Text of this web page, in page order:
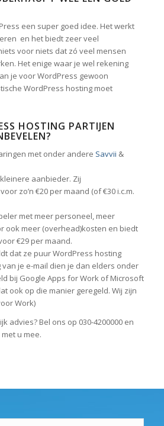
een super goed idee. Het werkt
en het biedt zeer veel
voor niets dat zó veel mensen
Het enige waar je wel rekening
je voor WordPress gewoon
WordPress hosting moet
HOSTING PARTIJEN
met onder andere Savvii &
aanbieder. Zij
zo’n €20 per maand (of €30 i.c.m.
met meer personeel, meer
ook meer (overhead)kosten en biedt
€29 per maand.
dat ze puur WordPress hosting
je e-mail dien je dan elders onder
bij Google Apps for Work of Microsoft
ook op die manier geregeld. Wij zijn
Work)
advies? Bel ons op 030-4200000 en
u mee.